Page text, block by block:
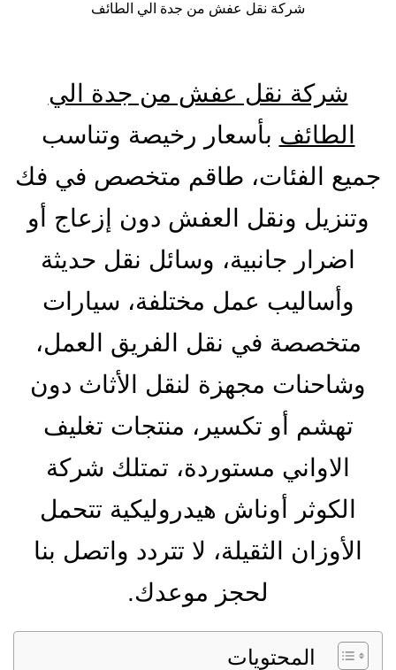
شركة نقل عفش من جدة الي الطائف
شركة نقل عفش من جدة الي
الطائف بأسعار رخيصة وتناسب
جميع الفئات، طاقم متخصص في فك
وتنزيل ونقل العفش دون إزعاج أو
اضرار جانبية، وسائل نقل حديثة
وأساليب عمل مختلفة، سيارات
متخصصة في نقل الفريق العمل،
وشاحنات مجهزة لنقل الأثاث دون
تهشم أو تكسير، منتجات تغليف
الاواني مستوردة، تمتلك شركة
الكوثر أوناش هيدروليكية تتحمل
الأوزان الثقيلة، لا تتردد واتصل بنا
لحجز موعدك.
المحتويات